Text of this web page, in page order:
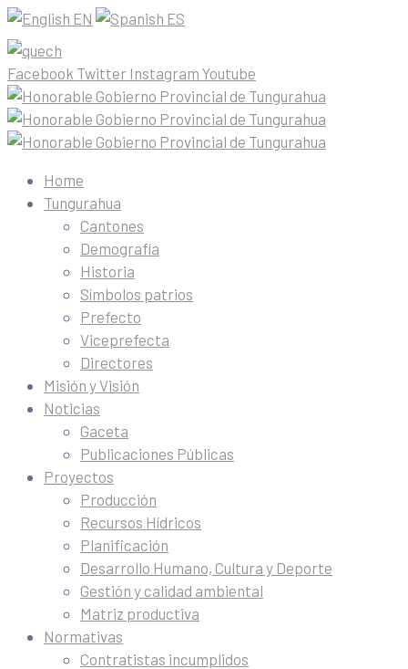
EN ES
Facebook Twitter Instagram Youtube
Home
Tungurahua
Cantones
Demografía
Historia
Símbolos patrios
Prefecto
Viceprefecta
Directores
Misión y Visión
Noticias
Gaceta
Publicaciones Públicas
Proyectos
Producción
Recursos Hídricos
Planificación
Desarrollo Humano, Cultura y Deporte
Gestión y calidad ambiental
Matriz productiva
Normativas
Contratistas incumplidos